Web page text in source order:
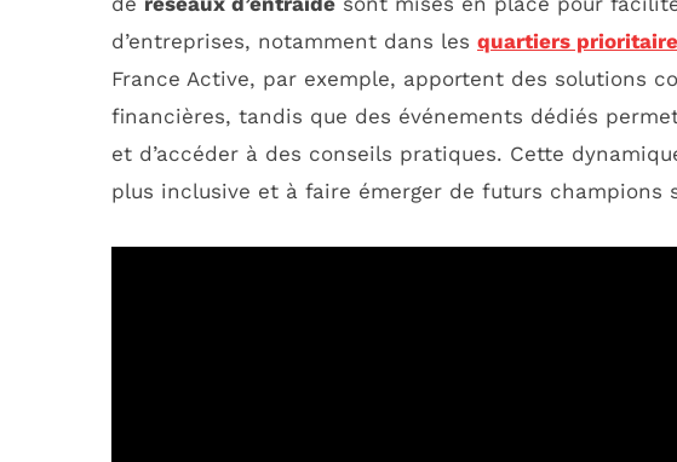
d’entreprises, notamment dans les quartiers
France Active, par exemple, apportent des solutions
financières, tandis que des événements dédiés
et d’accéder à des conseils pratiques. Cette
plus inclusive et à faire émerger de futurs champions